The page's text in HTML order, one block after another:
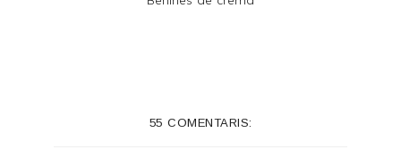
55 COMENTARIS: